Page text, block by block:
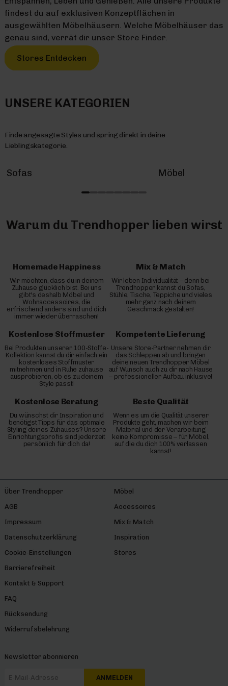
findest du auf exklusiven Konzeptflächen in
ausgewählten Möbelhäusern. Welche Möbelhäuser das
genau sind, verrät dir unser Store Finder.
Stores Entdecken
UNSERE KATEGORIEN
Finde angesagte Styles und spring direkt in deine
Lieblingskategorie.
Sofas Möbel
Warum du Trendhopper lieben wirst
Homemade Happiness
Wir möchten, dass du in deinem
Zuhause glücklich bist. Bei uns
gibt's deshalb Möbel und
Wohnaccessoires, die
erfrischend anders sind und dich
immer wieder überraschen!
Mix & Match
Wir leben Individualität – denn bei
Trendhopper kannst du Sofas,
Stühle, Tische, Teppiche und vieles
mehr ganz nach deinem
Geschmack gestalten!
Kostenlose Stoffmuster
Bei Produkten unserer 100-Stoffe-
Kollektion kannst du dir einfach ein
kostenloses Stoffmuster
mitnehmen und in Ruhe zuhause
ausprobieren, ob es zu deinem
Style passt!
Kompetente Lieferung
Unsere Store-Partner nehmen dir
das Schleppen ab und bringen
deine neuen Trendhopper Möbel
auf Wunsch auch zu dir nach Hause
– professioneller Aufbau inklusive!
Kostenlose Beratung
Du wünschst dir Inspiration und
benötigst Tipps für das optimale
Styling deines Zuhauses? Unsere
Einrichtungsprofis sind jederzeit
persönlich für dich da!
Beste Qualität
Wenn es um die Qualität unserer
Produkte geht, machen wir beim
Material und der Verarbeitung
keine Kompromisse – für Möbel,
auf die du dich 100% verlassen
kannst!
Über Trendhopper
AGB
Impressum
Datenschutzerklärung
Cookie-Einstellungen
Barrierefreiheit
Kontakt & Support
FAQ
Rücksendung
Widerrufsbelehrung
Möbel
Accessoires
Mix & Match
Inspiration
Stores
Newsletter abonnieren
ANMELDEN